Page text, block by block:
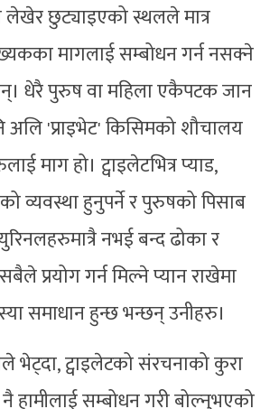
लेखेर छुट्याइएको स्थलले मात्र
मागलाई सम्बोधन गर्न नसक्ने
धेरै पुरुष वा महिला एकैपटक जान
अलि 'प्राइभेट' किसिमको शौचालय
माग हो। ट्वाइलेटभित्र प्याड,
व्यवस्था हुनुपर्ने र पुरुषको पिसाब
नभई बन्द ढोका र
प्रयोग गर्न मिल्ने प्यान राखेमा
समाधान हुन्छ भन्छन् उनीहरु।
भेट्दा, ट्वाइलेटको संरचनाको कुरा
हामीलाई सम्बोधन गरी बोल्नुभएको